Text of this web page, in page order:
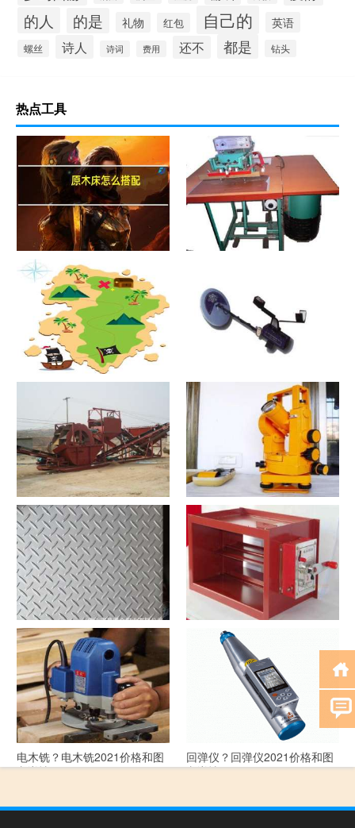
的人 的是 礼物 红包 自己的 英语
螺丝 诗人 诗词 费用 还不 都是 钻头
热点工具
原木床怎么搭配
寻宝？寻宝2021价格和图文详
探测器？探测器2021价格和图
文详情
洗沙机？洗沙机2021价格和图
文详情
经纬仪？经纬仪2021价格和图
文详情
花纹板？花纹板2021价格和图
文详情
排烟阀？排烟阀2021价格和图
电木铣？电木铣2021价格和图
文详情
回弹仪？回弹仪2021价格和图
文详情